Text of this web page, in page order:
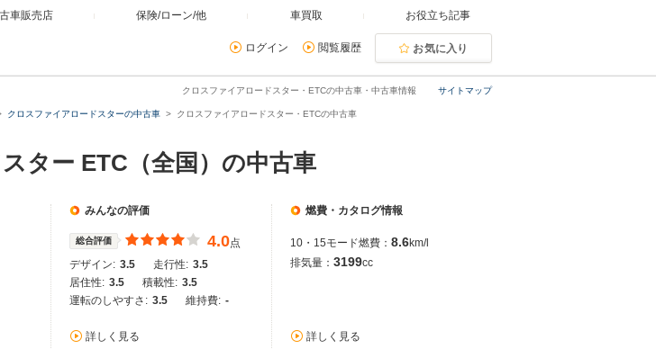
車販売店 保険/ローン/他 車買取 お役立ち記事
ログイン 閲覧履歴 お気に入り
サイトマップ
クロスファイアロードスター・ETCの中古車・中古車情報
クロスファイアロードスターの中古車 クロスファイアロードスター・ETCの中古車
ター ETC（全国）の中古車
みんなの評価
総合評価 4.0点
デザイン: 3.5 走行性: 3.5
居住性: 3.5 積載性: 3.5
運転のしやすさ: 3.5 維持費: -
詳しく見る
燃費・カタログ情報
10・15モード燃費： 8.6km/l
排気量： 3199cc
詳しく見る